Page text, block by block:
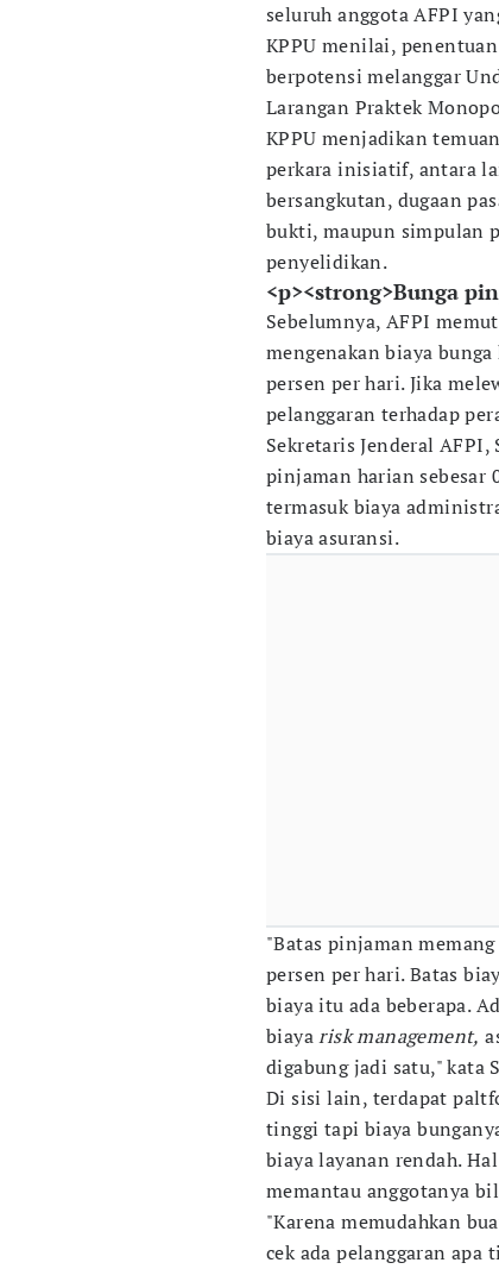
seluruh anggota AFPI
KPPU menilai,
berpotensi melanggar
Larangan Praktek
KPPU menjadikan
perkara inisiatif, antara
bersangkutan, dugaan
bukti, maupun simpulan
penyelidikan.
<p><strong>Bunga
Sebelumnya, AFPI
mengenakan biaya
persen per hari. Jika
pelanggaran terhadap
Sekretaris Jenderal
pinjaman harian sebesar
termasuk biaya
biaya asuransi.
"Batas pinjaman
persen per hari. Batas
biaya itu ada beberapa.
biayarisk management,
digabung jadi satu," kata
Di sisi lain, terdapat
tinggi tapi biaya
biaya layanan rendah.
memantau anggotanya
"Karena memudahkan
cek ada pelanggaran apa